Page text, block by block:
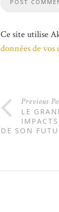
Ce site utilise
données de
Previous
LE
DE SON